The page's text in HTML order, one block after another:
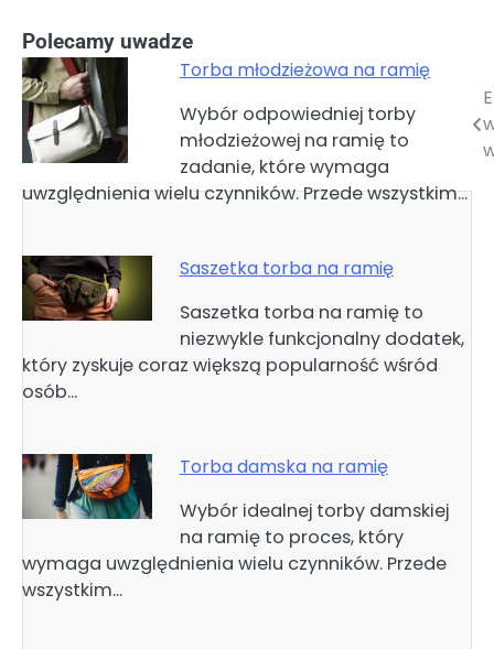
Polecamy uwadze
Torba młodzieżowa na ramię
Wybór odpowiedniej torby
młodzieżowej na ramię to
zadanie, które wymaga
uwzględnienia wielu czynników. Przede wszystkim…
Saszetka torba na ramię
Saszetka torba na ramię to
niezwykle funkcjonalny dodatek,
który zyskuje coraz większą popularność wśród
osób…
Torba damska na ramię
Wybór idealnej torby damskiej
na ramię to proces, który
wymaga uwzględnienia wielu czynników. Przede
wszystkim…
Nawigacja
wpisu